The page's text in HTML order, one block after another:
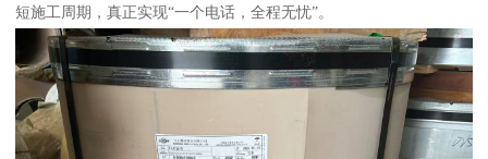
短施工周期，真正实现“一个电话，全程无忧”。